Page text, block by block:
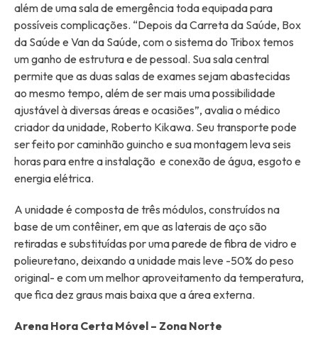
além de uma sala de emergência toda equipada para
possíveis complicações. “Depois da Carreta da Saúde, Box
da Saúde e Van da Saúde, com o sistema do Tribox temos
um ganho de estrutura e de pessoal. Sua sala central
permite que as duas salas de exames sejam abastecidas
ao mesmo tempo, além de ser mais uma possibilidade
ajustável à diversas áreas e ocasiões”, avalia o médico
criador da unidade, Roberto Kikawa. Seu transporte pode
ser feito por caminhão guincho e sua montagem leva seis
horas para entre a instalação e conexão de água, esgoto e
energia elétrica.
A unidade é composta de três módulos, construídos na
base de um contêiner, em que as laterais de aço são
retiradas e substituídas por uma parede de fibra de vidro e
polieuretano, deixando a unidade mais leve -50% do peso
original- e com um melhor aproveitamento da temperatura,
que fica dez graus mais baixa que a área externa.
Arena Hora Certa Móvel – Zona Norte